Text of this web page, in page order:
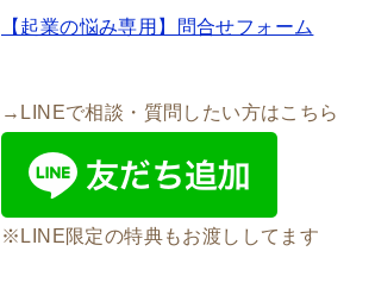
【起業の悩み専用】問合せフォーム
→LINEで相談・質問したい方はこちら
※LINE限定の特典もお渡ししてます